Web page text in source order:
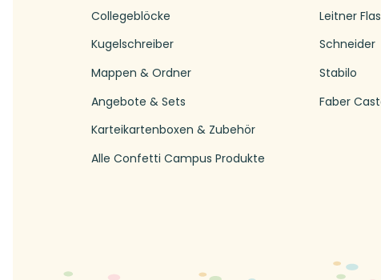
Collegeblöcke
Kugelschreiber
Mappen & Ordner
Angebote & Sets
Karteikartenboxen & Zubehör
Alle Confetti Campus Produkte
Leitner
Schneider
Stabilo
Faber